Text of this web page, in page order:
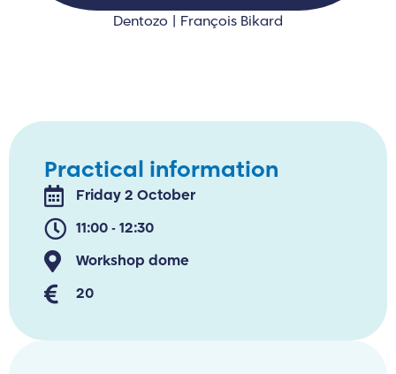
Dentozo | François Bikard
Practical information
Friday 2 October
11:00 - 12:30
Workshop dome
20